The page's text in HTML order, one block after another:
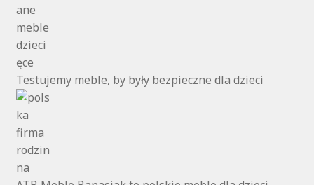
Testujemy meble, by były bezpieczne dla dzieci